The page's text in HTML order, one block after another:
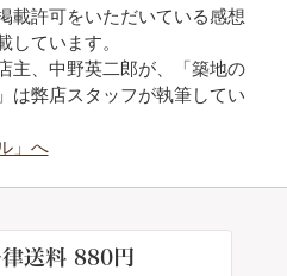
載許可をいただいている感想
しています。
主、中野英二郎が、「築地の
は弊店スタッフが執筆してい
」へ